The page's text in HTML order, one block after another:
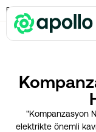
Enerji Maliyeti
"Kompanzasyon
elektrikte önemli